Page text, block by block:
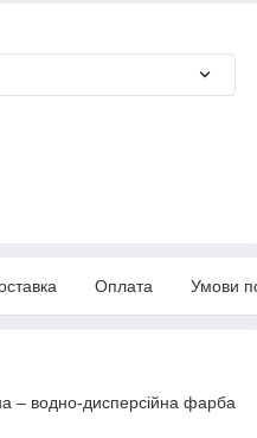
Оплата Умови
– водно-дисперсійна фарба